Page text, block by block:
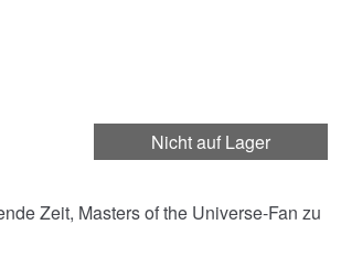
Nicht auf Lager
Zeit, Masters of the Universe-Fan zu